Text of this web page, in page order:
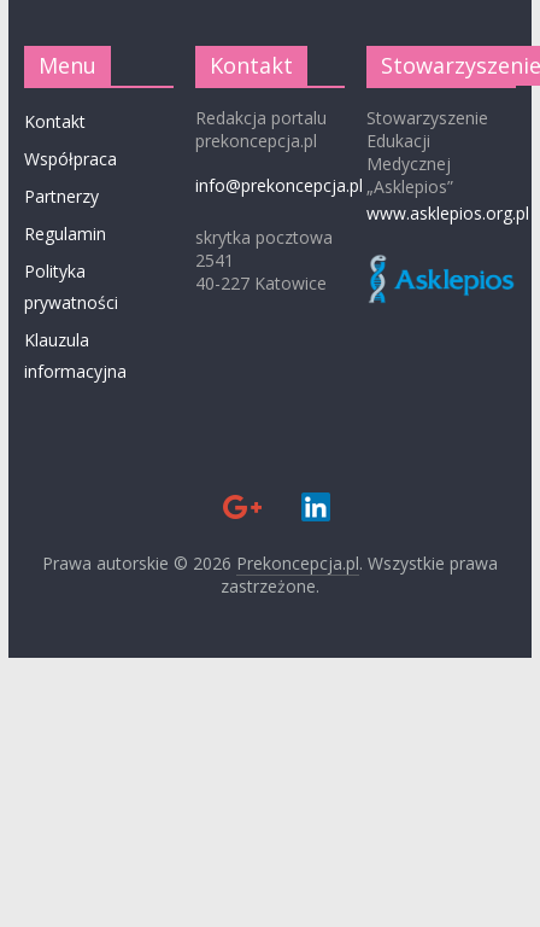
Menu
Kontakt
Współpraca
Partnerzy
Regulamin
Polityka
prywatności
Klauzula
informacyjna
Kontakt
Redakcja portalu
prekoncepcja.pl
info@prekoncepcja.pl
skrytka pocztowa
2541
40-227 Katowice
Stowarzyszenie
Edukacji
Medycznej
„Asklepios”
www.asklepios.org.pl
Prawa autorskie © 2026 Prekoncepcja.pl. Wszystkie prawa
zastrzeżone.